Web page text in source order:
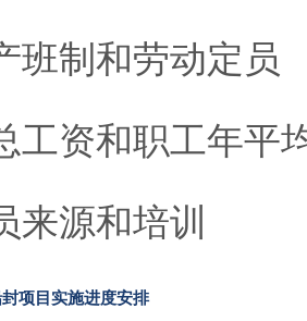
班制和劳动定员
工资和职工年平
来源和培训
项目实施进度安排